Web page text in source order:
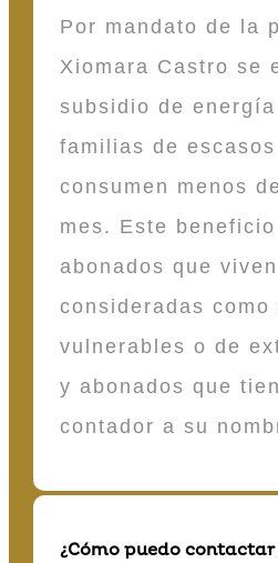
Por mandato de la
Xiomara Castro se
subsidio de
familias de
consumen menos
mes. Este
abonados que
consideradas como
vulnerables o de
y abonados que
contador a su
¿Cómo puedo contactar